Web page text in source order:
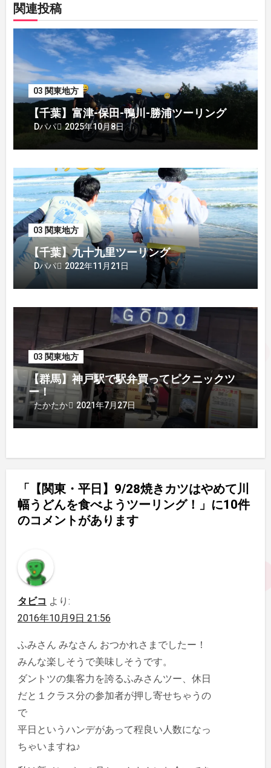
関連投稿
03 関東地方
【千葉】富津-保田-鴨川-勝浦ツーリング
Dパパ 2025年10月8日
03 関東地方
【千葉】九十九里ツーリング
Dパパ 2022年11月21日
03 関東地方
【群馬】神戸駅で駅弁買ってピクニックツ
ー！
たかたか 2021年7月27日
「【関東・平日】9/28焼きカツはやめて川
幅うどんを食べようツーリング！」に10件
のコメントがあります
タビコ より:
2016年10月9日 21:56
ふみさん みなさん おつかれさまでしたー！
みんな楽しそうで美味しそうです。
ダントツの集客力を誇るふみさんツー、休日
だと１クラス分の参加者が押し寄せちゃうの
で
平日というハンデがあって程良い人数になっ
ちゃいますね♪